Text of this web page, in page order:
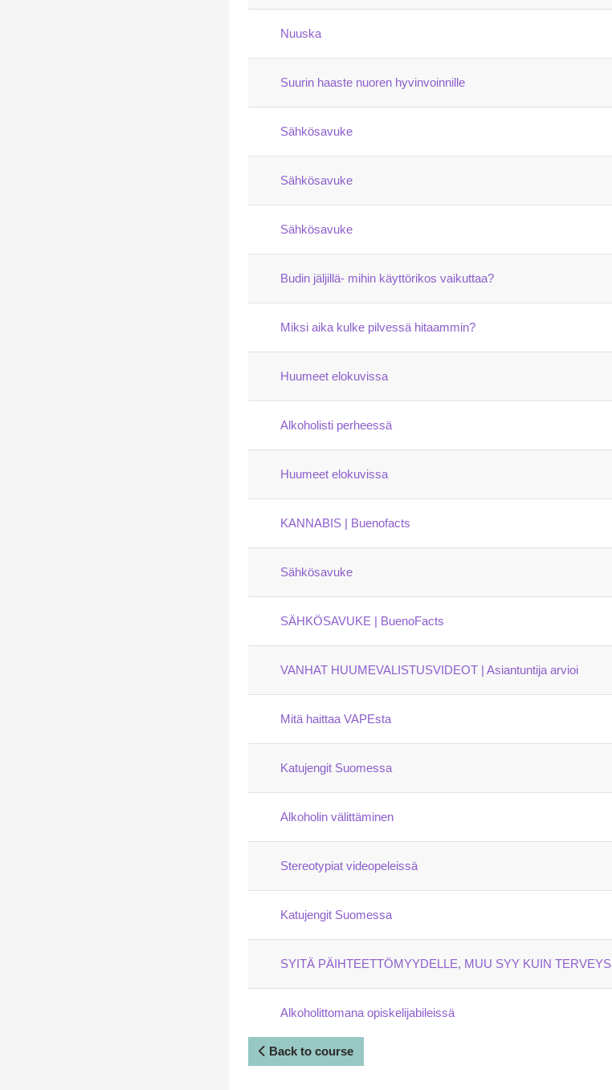
Nuuska
Suurin haaste nuoren hyvinvoinnille
Sähkösavuke
Sähkösavuke
Sähkösavuke
Budin jäljillä- mihin käyttörikos vaikuttaa?
Miksi aika kulke pilvessä hitaammin?
Huumeet elokuvissa
Alkoholisti perheessä
Huumeet elokuvissa
KANNABIS | Buenofacts
Sähkösavuke
SÄHKÖSAVUKE | BuenoFacts
VANHAT HUUMEVALISTUSVIDEOT | Asiantuntija arvioi
Mitä haittaa VAPEsta
Katujengit Suomessa
Alkoholin välittäminen
Stereotypiat videopeleissä
Katujengit Suomessa
SYITÄ PÄIHTEETTÖMYYDELLE, MUU SYY KUIN TERVEYS
Alkoholittomana opiskelijabileissä
Back to course